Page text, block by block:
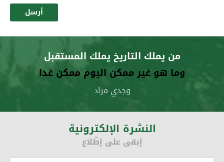
أرسل
من يملك التاريخ يملك المستقبل
وما هو غير ممكن اليوم ممكن غدا
وجدي مراد
النشرة الإلكترونية
إبقى على إطّلاع